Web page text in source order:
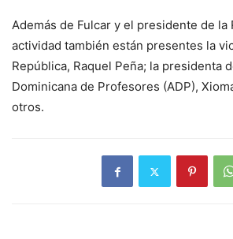
Además de Fulcar y el presidente de la
actividad también están presentes la
República, Raquel Peña; la presidenta
Dominicana de Profesores (ADP),
otros.